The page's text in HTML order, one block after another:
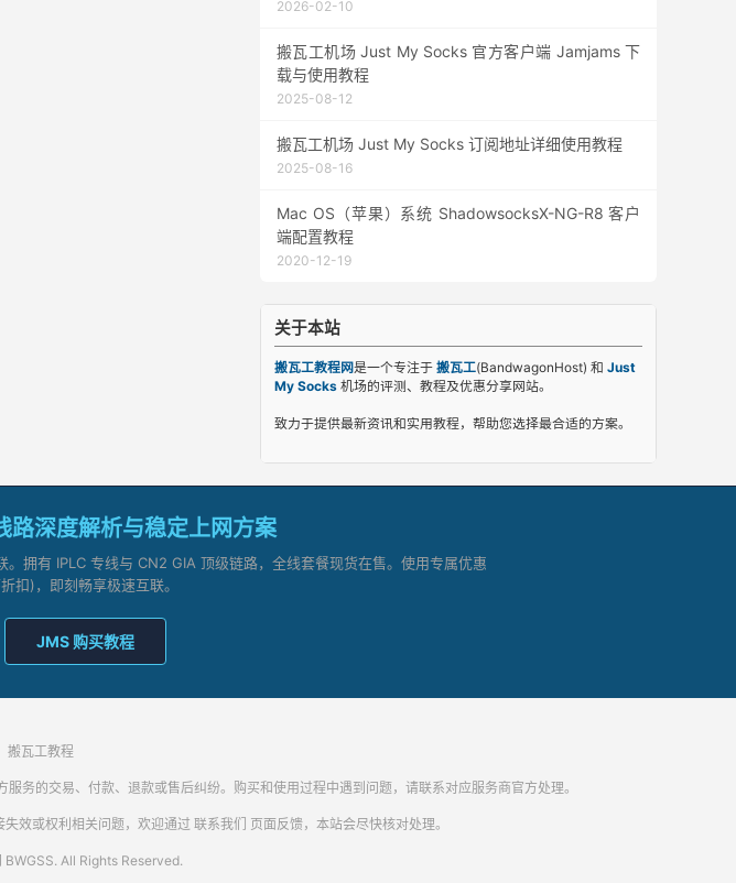
2026-02-10
搬瓦工机场 Just My Socks 官方客户端 Jamjams 下
载与使用教程
2025-08-12
搬瓦工机场 Just My Socks 订阅地址详细使用教程
2025-08-16
Mac OS（苹果）系统 ShadowsocksX-NG-R8 客户
端配置教程
2020-12-19
关于本站
搬瓦工教程网是一个专注于 搬瓦工(BandwagonHost) 和 Just
My Socks 机场的评测、教程及优惠分享网站。
致力于提供最新资讯和实用教程，帮助您选择最合适的方案。
深度解析与稳定上网方案
拥有 IPLC 专线与 CN2 GIA 顶级链路，全线套餐现货在售。使用专属优惠
)，即刻畅享极速互联。
JMS 购买教程
搬瓦工教程
的交易、付款、退款或售后纠纷。购买和使用过程中遇到问题，请联系对应服务商官方处理。
效或权利相关问题，欢迎通过 联系我们 页面反馈，本站会尽快核对处理。
All Rights Reserved.